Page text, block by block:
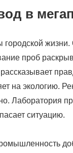
в
проб
на экологию.
Лаборатория
ситуацию.